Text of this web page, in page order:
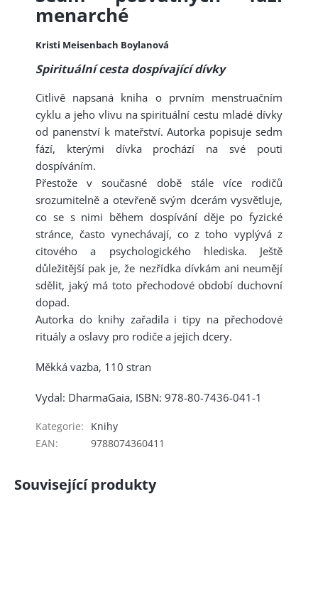
menarché
Kristi Meisenbach Boylanová
Spirituální cesta dospívající dívky
Citlivě napsaná kniha o prvním menstruačním
cyklu a jeho vlivu na spirituální cestu mladé dívky
od panenství k mateřství. Autorka popisuje sedm
fází, kterými dív­ka prochází na své pouti
dospíváním.
Přestože v současné době stále více rodičů
srozumitelně a otevřeně svým dcerám vysvětluje,
co se s nimi během dospí­vání děje po fyzické
stránce, často vynechávají, co z toho vyplývá z
citového a psychologického hlediska. Ještě
důležitější pak je, že nezřídka dívkám ani neumějí
sdělit, jaký má toto přechodo­vé období duchovní
dopad.
Autorka do knihy zařadila i tipy na přechodové
rituály a oslavy pro rodiče a jejich dcery.
Měkká vazba, 110 stran
Vydal: DharmaGaia, ISBN: 978-80-7436-041-1
Kategorie:
Knihy
EAN: 9788074360411
Související produkty